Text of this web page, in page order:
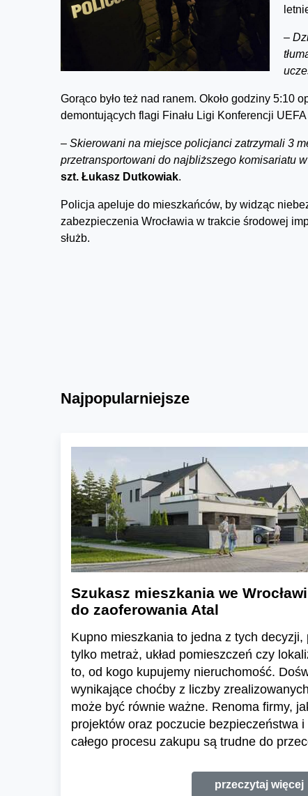
–
Gorąco było też nad ranem. Około godziny 5:10
demontujących flagi Finału Ligi Konferencji
– Skierowani na miejsce policjanci zatrzymali 3
przetransportowani do najbliższego komisariatu
szt. Łukasz Dutkowiak.
Policja apeluje do mieszkańców, by widząc
zabezpieczenia Wrocławia w trakcie środowej
służb.
Najpopularniejsze
Szukasz mieszkania we
do zaoferowania Atal
Kupno mieszkania to jedna z tych
tylko metraż, układ pomieszczeń czy
to, od kogo kupujemy nieruchomość.
wynikające choćby z liczby
może być równie ważne. Renoma firmy,
projektów oraz poczucie bezpieczeństwa
całego procesu zakupu są trudne do
przeczytaj więcej